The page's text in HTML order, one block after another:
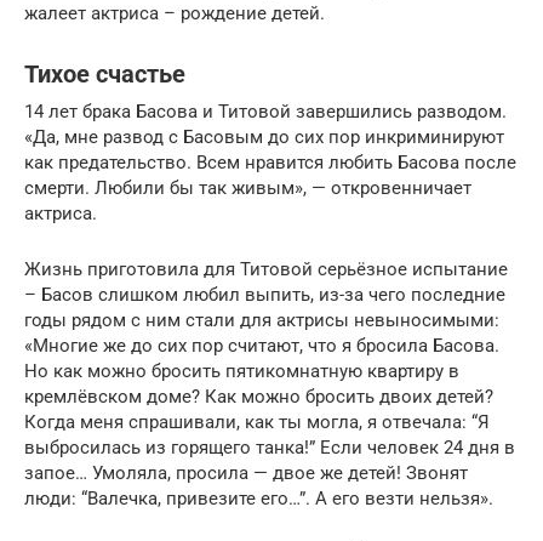
жалеет актриса – рождение детей.
Тихое счастье
14 лет брака Басова и Титовой завершились разводом.
«Да, мне развод с Басовым до сих пор инкриминируют
как предатель­ство. Всем нравится любить Басова после
смерти. Любили бы так живым», — откровенничает
актриса.
Жизнь приготовила для Титовой серьёзное испытание
– Басов слишком любил выпить, из-за чего последние
годы рядом с ним стали для актрисы невыносимыми:
«Многие же до сих пор считают, что я бросила Басова.
Но как можно бросить пятикомнатную квартиру в
кремлёвском доме? Как можно бросить двоих детей?
Когда меня спрашивали, как ты могла, я отвечала: “Я
выбросилась из горящего танка!” Если человек 24 дня в
запое… Умоляла, просила — двое же детей! Звонят
люди: “Валечка, привезите его…”. А его везти нельзя».